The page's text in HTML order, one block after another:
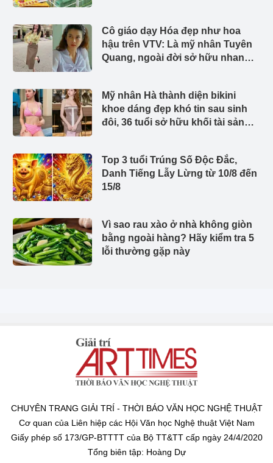
Cô giáo dạy Hóa đẹp như hoa
hậu trên VTV: Là mỹ nhân Tuyên
Quang, ngoài đời sở hữu nhan
Mỹ nhân Hà thành diện bikini
khoe dáng đẹp khó tin sau sinh
đôi, 36 tuổi sở hữu khối tài sản
Top 3 tuổi Trúng Số Độc Đắc,
Danh Tiếng Lẫy Lừng từ 10/8 đến
15/8
Vì sao rau xào ở nhà không giòn
bằng ngoài hàng? Hãy kiểm tra 5
lỗi thường gặp này
CHUYÊN TRANG GIẢI TRÍ - THỜI BÁO VĂN HỌC NGHỆ THUẬT
Cơ quan của Liên hiệp các Hội Văn học Nghệ thuật Việt Nam
Giấy phép số 173/GP-BTTTT của Bộ TT&TT cấp ngày 24/4/2020
Tổng biên tập: Hoàng Dự